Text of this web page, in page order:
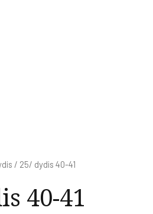
/ 25/ dydis 40-41
40-41